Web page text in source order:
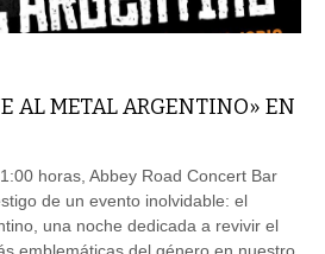
AL METAL ARGENTINO» EN
horas, Abbey Road Concert Bar
de un evento inolvidable: el
una noche dedicada a revivir el